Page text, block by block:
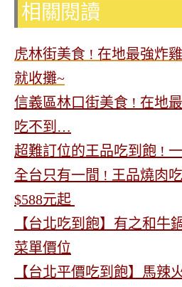
相關閱讀
虎林街美食 ! 在地最強炸
就收攤~
信義區林口街美食 ! 在地
吃不到…
超難訂位的王品吃到飽 !
全台只有一間 ! 王品燒肉
$588元起
【台北吃到飽】有之和牛
菜單價位
【台北平價吃到飽】馬辣